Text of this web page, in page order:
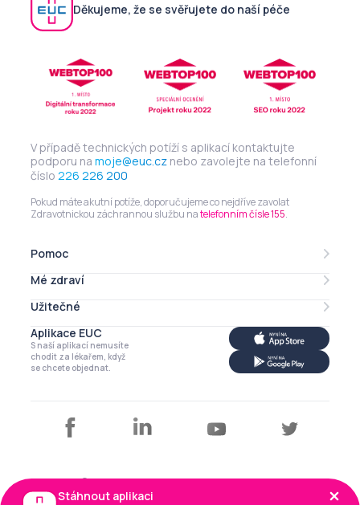
Děkujeme, že se svěřujete do naší péče
V případě technických potíží s aplikací kontaktujte
podporu na moje@euc.cz nebo zavolejte na telefonní
číslo 226 226 200
Pokud máte akutní potíže, doporučujeme co nejdříve zavolat
Zdravotnickou záchrannou službu natelefonním čísle 155.
Pomoc
Lékarna online
eRecept
Mé zdraví
Mé léky
Zdravotní profil
Má imunita
Užitečné
Můj profil
Kalendář
Články a tipy
Aplikace EUC
S naší aplikací nemusíte
chodit za lékařem, když
se chcete objednat.
Copyright © EUC a.s. 2026
Stáhnout aplikaci